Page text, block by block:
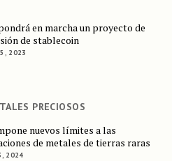
en marcha un proyecto de
de stablecoin
2023
PRECIOSOS
nuevos límites a las
de metales de tierras raras
2024